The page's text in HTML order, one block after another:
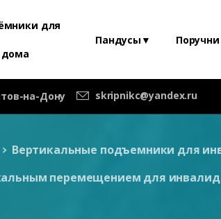
для
дома
Пандусы▼ Поручни
на-Дону skripnikc@yandex.ru
Вертикальные подъемники для
перемещением для